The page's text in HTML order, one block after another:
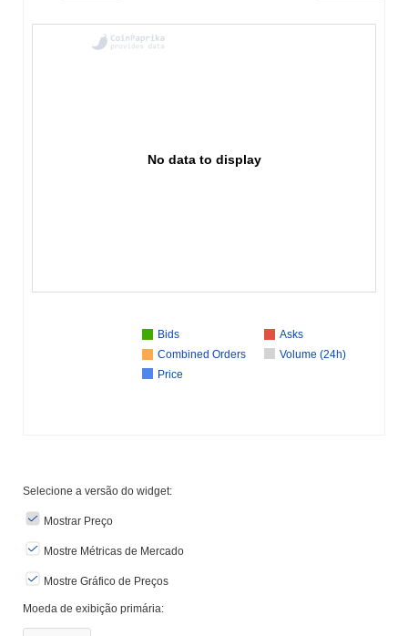
No data to display
Bids
Asks
Combined Orders
Volume (24h)
Price
Selecione a versão do widget:
Mostrar Preço
Mostre Métricas de Mercado
Mostre Gráfico de Preços
Moeda de exibição primária: